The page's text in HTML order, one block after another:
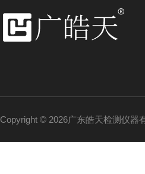
Copyright © 2026广东皓天检测仪